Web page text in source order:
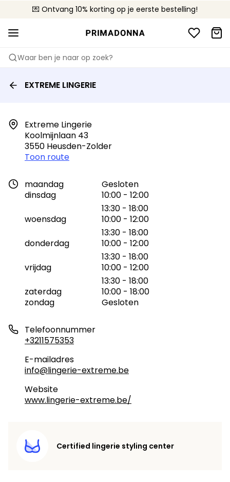
💌 Ontvang 10% korting op je eerste bestelling!
🚚 Gratis bezorging boven €90
📦 Gratis retourneren
Waar ben je naar op zoek?
EXTREME LINGERIE
Extreme Lingerie
Koolmijnlaan 43
3550 Heusden-Zolder
Toon route
maandag
Gesloten
dinsdag
10:00 - 12:00
13:30 - 18:00
woensdag
10:00 - 12:00
13:30 - 18:00
donderdag
10:00 - 12:00
13:30 - 18:00
vrijdag
10:00 - 12:00
13:30 - 18:00
zaterdag
10:00 - 18:00
zondag
Gesloten
Telefoonnummer
+3211575353
E-mailadres
info@lingerie-extreme.be
Website
www.lingerie-extreme.be/
Certified lingerie styling center